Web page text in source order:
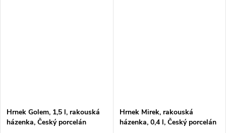
Hrnek Golem, 1,5 l, rakouská
házenka, Český porcelán
Hrnek Mirek, rakouská
házenka, 0,4 l, Český porcelán